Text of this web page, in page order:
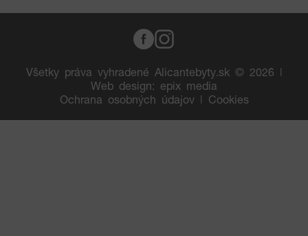
Všetky práva vyhradené Alicantebyty.sk © 2026 |
Web design: epix media
Ochrana osobných údajov| Cookies